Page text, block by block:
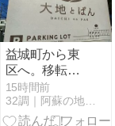
益城町から東
区へ。移転し
た人気のパン
屋さん「大地
とぱん」
15時間前
32調｜阿蘇の地域ブログ